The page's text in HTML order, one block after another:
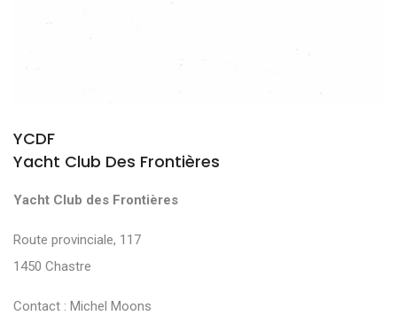
YCDF
Yacht Club Des Frontières
Yacht Club des Frontières
Route provinciale, 117
1450 Chastre
Contact : Michel Moons